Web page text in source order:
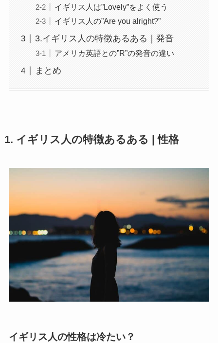
イギリス人は”Lovely”をよく使う
イギリス人の”Are you alright?”
3.イギリス人の特徴あるある｜発音
アメリカ英語との”R”の発音の違い
まとめ
1. イギリス人の特徴あるある | 性格
イギリス人の性格は冷たい？